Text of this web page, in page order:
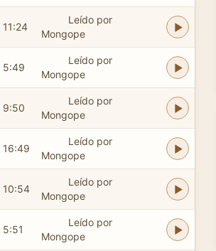
11:24
Leído por
Mongope
5:49
Leído por
Mongope
9:50
Leído por
Mongope
16:49
Leído por
Mongope
10:54
Leído por
Mongope
5:51
Leído por
Mongope